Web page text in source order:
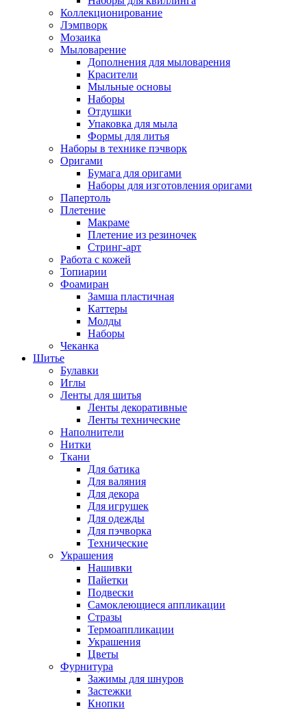
Коллекционирование
Лэмпворк
Мозаика
Мыловарение
Дополнения для мыловарения
Красители
Мыльные основы
Наборы
Отдушки
Упаковка для мыла
Формы для литья
Наборы в технике пэчворк
Оригами
Бумага для оригами
Наборы для изготовления оригами
Папертоль
Плетение
Макраме
Плетение из резиночек
Стринг-арт
Работа с кожей
Топиарии
Фоамиран
Замша пластичная
Каттеры
Молды
Наборы
Чеканка
Шитье
Булавки
Иглы
Ленты для шитья
Ленты декоративные
Ленты технические
Наполнители
Нитки
Ткани
Для батика
Для валяния
Для декора
Для игрушек
Для одежды
Для пэчворка
Технические
Украшения
Нашивки
Пайетки
Подвески
Самоклеющиеся аппликации
Стразы
Термоаппликации
Украшения
Цветы
Фурнитура
Зажимы для шнуров
Застежки
Кнопки